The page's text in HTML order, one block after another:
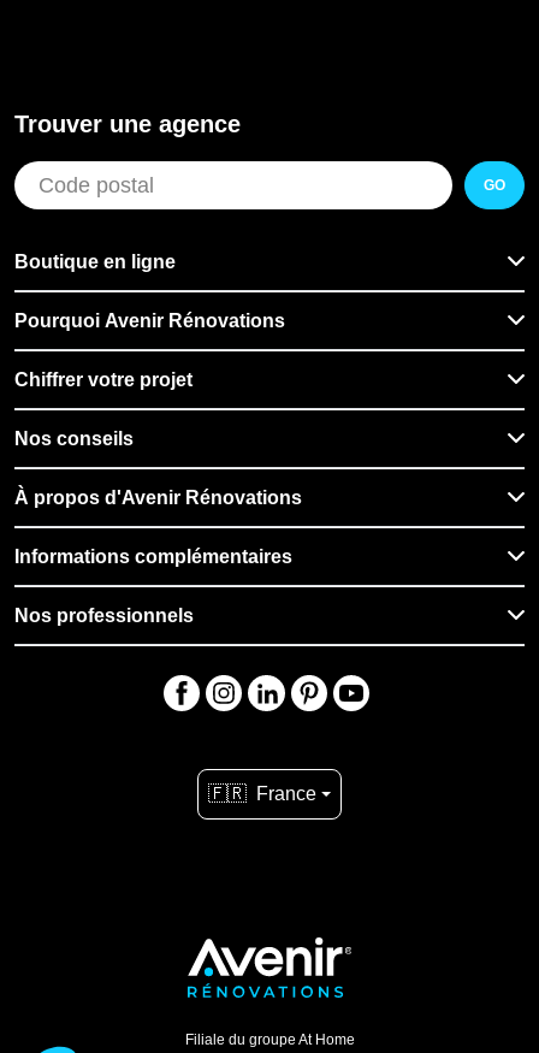
Trouver une agence
GO
Boutique en ligne
Pourquoi Avenir Rénovations
Chiffrer votre projet
Nos conseils
À propos d'Avenir Rénovations
Informations complémentaires
Nos professionnels
🇫🇷 France
Filiale du groupe At Home